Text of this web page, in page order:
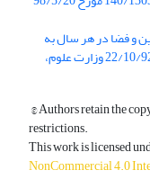
زمین و فضا در هر سال به
زبان انگلیسی در جلسه کار گروه علوم پایه مورخ 22/10/92 وزارت علوم،
© Authors retain the
restrictions.
This work is licensed
NonCommercial 4.0